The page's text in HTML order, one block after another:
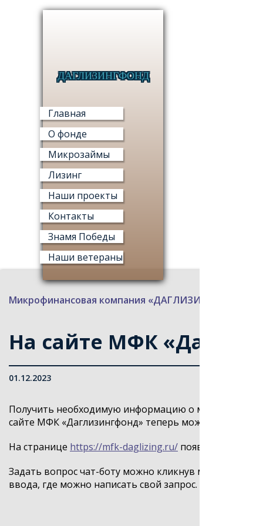
ДАГЛИЗИНГФОНД
Главная
О фонде
Микрозаймы
Лизинг
Наши проекты
Контакты
Знамя Победы
Наши ветераны
Микрофинансовая компания «ДАГЛИЗИНГФОНД»
На сайте МФК
01.12.2023
Получить необходимую информацию о мерах
сайте МФК «Даглизингфонд» теперь можно еще
На странице https://mfk-daglizing.ru/ появился чат-
Задать вопрос чат-боту можно кликнув мышкой на
ввода, где можно написать свой запрос.